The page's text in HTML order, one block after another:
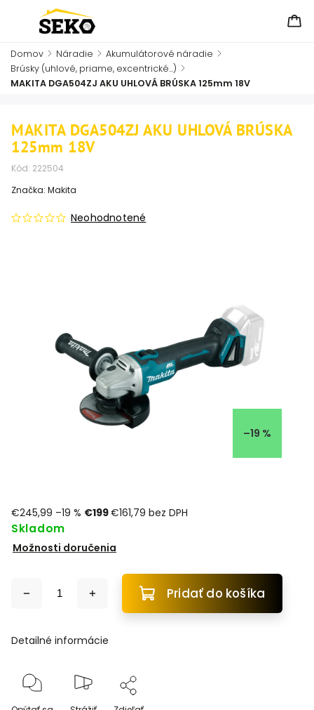
Domov / Náradie / Akumulátorové náradie /
Brúsky (uhlové, priame, excentrické...) /
MAKITA DGA504ZJ AKU UHLOVÁ BRÚSKA 125mm 18V
MAKITA DGA504ZJ AKU UHLOVÁ BRÚSKA
125mm 18V
Kód: 222504
Neohodnotené
Značka: Makita
–19 %
€245,99 –19 % €199€161,79 bez DPH
Skladom
Možnosti doručenia
Pridať do košíka
Detailné informácie